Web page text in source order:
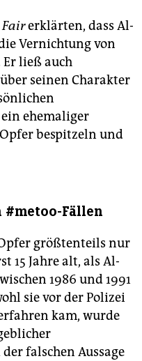
erklärten, dass Al-
Vernichtung von
Er ließ auch
seinen Charakter
ein ehemaliger
bespitzeln und
#metoo-Fällen
größtenteils nur
15 Jahre alt, als Al-
1986 und 1991
sie vor der Polizei
kam, wurde
falschen Aussage